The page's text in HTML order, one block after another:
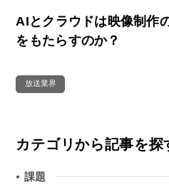
AIとクラウドは映像制作
をもたらすのか？
放送業界
カテゴリから記事を探
● 課題